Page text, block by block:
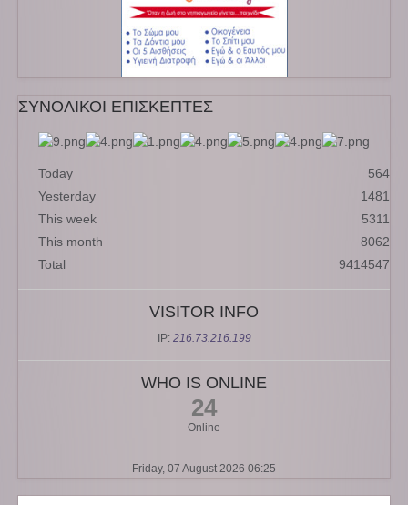
ΣΥΝΟΛΙΚΟΙ ΕΠΙΣΚΕΠΤΕΣ
Today
564
Yesterday
1481
This week
5311
This month
8062
Total
9414547
VISITOR INFO
IP: 216.73.216.199
WHO IS ONLINE
24
Online
Friday, 07 August 2026 06:25